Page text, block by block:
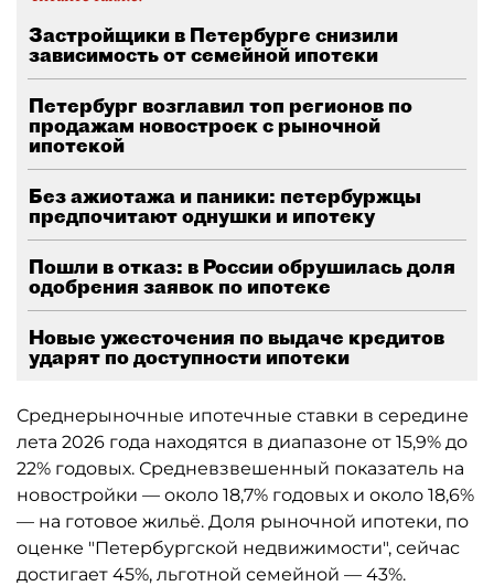
Застройщики в Петербурге снизили
зависимость от семейной ипотеки
Петербург возглавил топ регионов по
продажам новостроек с рыночной
ипотекой
Без ажиотажа и паники: петербуржцы
предпочитают однушки и ипотеку
Пошли в отказ: в России обрушилась доля
одобрения заявок по ипотеке
Новые ужесточения по выдаче кредитов
ударят по доступности ипотеки
Среднерыночные ипотечные ставки в середине
лета 2026 года находятся в диапазоне от 15,9% до
22% годовых. Средневзвешенный показатель на
новостройки — около 18,7% годовых и около 18,6%
— на готовое жильё. Доля рыночной ипотеки, по
оценке "Петербургской недвижимости", сейчас
достигает 45%, льготной семейной — 43%.